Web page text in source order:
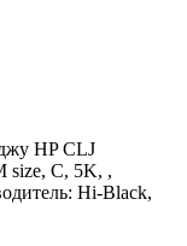
HP CLJ
size, C, 5K, ,
Hi-Black,